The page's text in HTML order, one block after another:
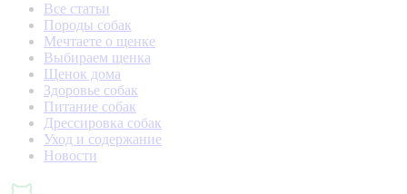
Все статьи
Породы собак
Мечтаете о щенке
Выбираем щенка
Щенок дома
Здоровье собак
Питание собак
Дрессировка собак
Уход и содержание
Новости